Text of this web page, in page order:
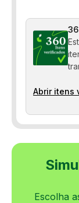
Abrir itens
Escolha